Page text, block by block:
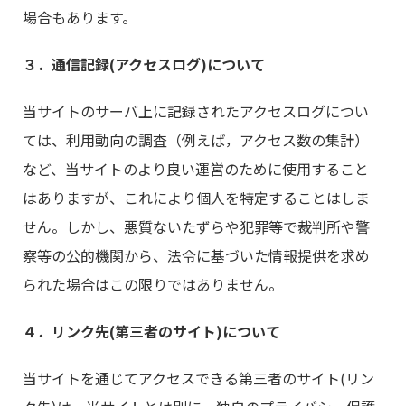
場合もあります。
３．通信記録(アクセスログ)について
当サイトのサーバ上に記録されたアクセスログについ
ては、利用動向の調査（例えば，アクセス数の集計）
など、当サイトのより良い運営のために使用すること
はありますが、これにより個人を特定することはしま
せん。しかし、悪質ないたずらや犯罪等で裁判所や警
察等の公的機関から、法令に基づいた情報提供を求め
られた場合はこの限りではありません。
４．リンク先(第三者のサイト)について
当サイトを通じてアクセスできる第三者のサイト(リン